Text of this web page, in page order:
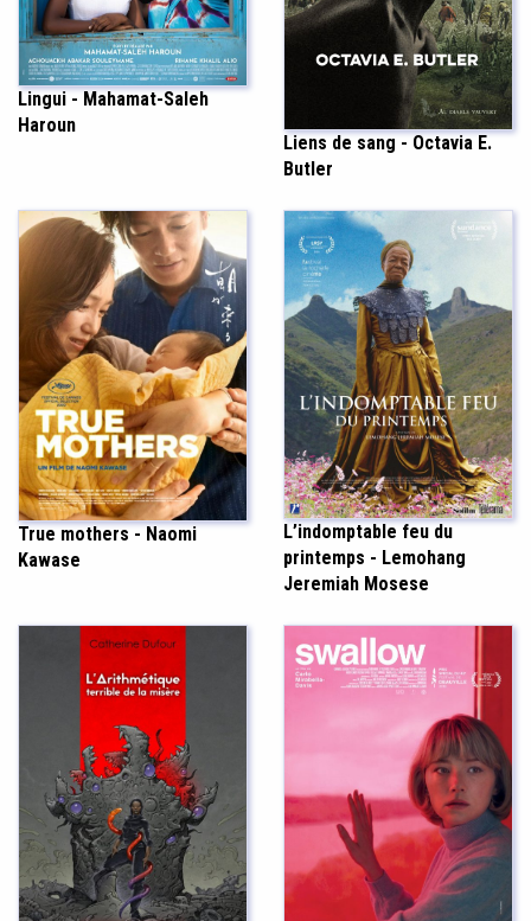
Lingui - Mahamat-Saleh
Haroun
Liens de sang - Octavia E.
Butler
True mothers - Naomi
Kawase
L’indomptable feu du
printemps - Lemohang
Jeremiah Mosese